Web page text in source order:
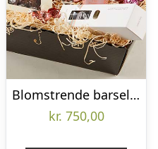
Blomstrende barselskurv – pige – Send blomster med Bloomit
kr. 750,00